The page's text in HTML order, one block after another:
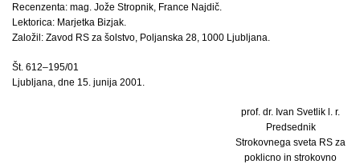
Recenzenta: mag. Jože Stropnik, France Najdič.
Lektorica: Marjetka Bizjak.
Založil: Zavod RS za šolstvo, Poljanska 28, 1000 Ljubljana.
Št. 612–195/01
Ljubljana, dne 15. junija 2001.
prof. dr. Ivan Svetlik l. r.
Predsednik
Strokovnega sveta RS za
poklicno in strokovno